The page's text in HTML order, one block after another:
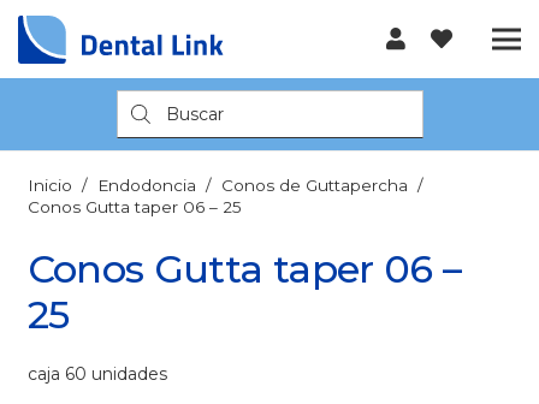
Búsqueda
de
productos
Inicio / Endodoncia / Conos de Guttapercha /
Conos Gutta taper 06 – 25
Conos Gutta taper 06 –
25
caja 60 unidades